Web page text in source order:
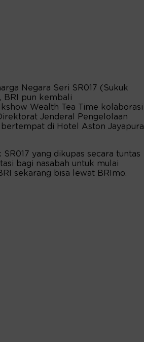
Negara Seri SR017 (Sukuk
BRI pun kembali
Wealth Tea Time kolaborasi
Jenderal Pengelolaan
di Hotel Aston Jayapura
yang dikupas secara tuntas
bagi nasabah untuk mulai
sekarang bisa lewat BRImo.